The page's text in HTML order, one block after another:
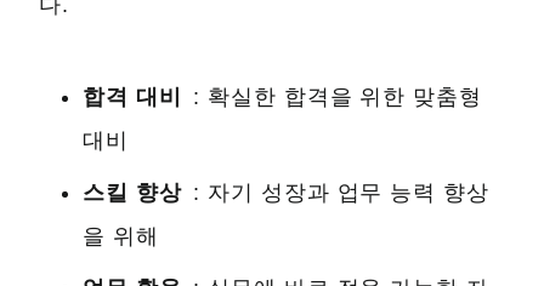
합격 대비 : 확실한 합격을 위한 맞춤형
대비
스킬 향상: 자기 성장과 업무 능력 향상
을 위해